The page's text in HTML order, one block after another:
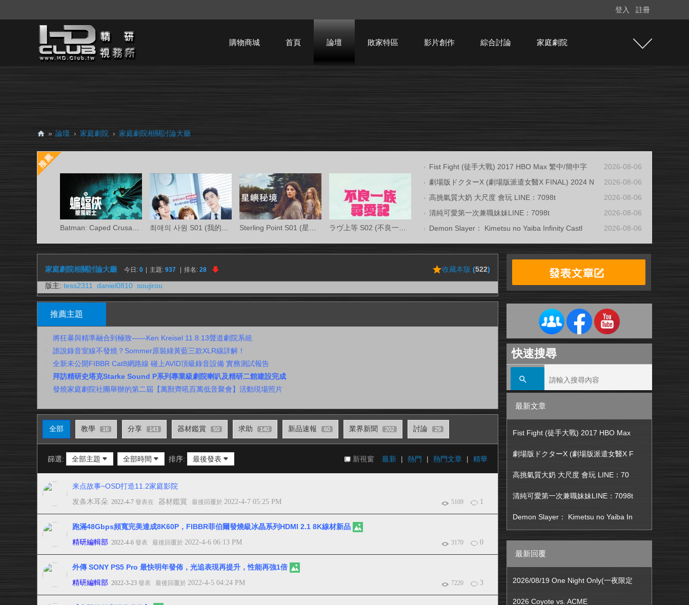
登入 註冊
購物商城 首頁 論壇 敗家特區 影片創作 綜合討論 家庭劇院
D.
Cl
務
» 論壇 › 家庭劇院 › 家庭劇院相關討論大廳
Fist Fight (徒手大戰) 2017 HBO Max 繁中/簡中字
2026-08-06
劇場版ドクターX (劇場版派遣女醫X FINAL) 2024 N
2026-08-06
高挑氣質大奶 大尺度 會玩 LINE：7098t
2026-08-06
清純可愛第一次兼職妹妹LINE：7098t
2026-08-06
Demon Slayer： Kimetsu no Yaiba Infinity Castl
2026-08-06
收藏本版 (522)
家庭劇院相關討論大廳 今日: 0 主題: 937 排名: 28
版主: tess2311 daniel0810 soujirou
推薦主題
將狂暴與精準融合到極致——Ken Kreisel 11.8.13聲道劇院系統
誰說錄音室線不發燒？Sommer原裝綠黃藍三款XLR線詳解！
全新未公開FIBBR Cat8網路線 碰上AVID頂級錄音設備 實務測試報告
拜訪精研史塔克Starke Sound P系列專業級劇院喇叭及精研二館建設完成
發燒家庭劇院社團舉辦的第二屆【萬獸齊吼百萬低音聚會】活動現場照片
全部 教學 16 分享 143 器材鑑賞 50 求助 140 新品速報 60 業界新聞 202 討論 29
最新 | 熱門 | 熱門文章 | 精華
新視窗
篩選: 全部主題 全部時間 排序: 最後發表
来点故事~OSD打造11.2家庭影院
5109 1
发条木耳朵 2022-4-7 發表在 器材鑑賞 最後回覆於 2022-4-7 05:25 PM
跑滿48Gbps頻寬完美達成8K60P，FIBBR菲伯爾發燒級冰晶系列HDMI 2.1 8K線材新品
3170 0
精研編輯部 2022-4-6 發表 最後回覆於 2022-4-6 06:13 PM
外傳 SONY PS5 Pro 最快明年發佈，光追表現再提升，性能再強1倍
7220 3
精研編輯部 2022-3-23 發表 最後回覆於 2022-4-5 04:24 PM
快速搜尋
最新文章
Fist Fight (徒手大戰) 2017 HBO Max
劇場版ドクターX (劇場版派遣女醫X F
高挑氣質大奶 大尺度 會玩 LINE：70
清純可愛第一次兼職妹妹LINE：7098t
Demon Slayer： Kimetsu no Yaiba In
最新回覆
2026/08/19 One Night Only(一夜限定
2026 Coyote vs. ACME